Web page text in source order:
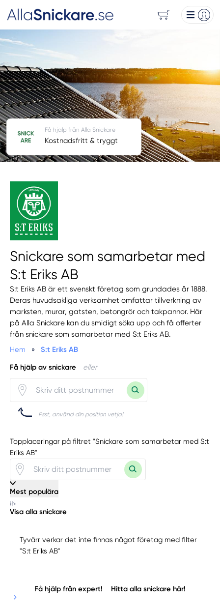
Snickare som samarbetar med
S:t Eriks AB
S:t Eriks AB är ett svenskt företag som grundades år 1888.
Deras huvudsakliga verksamhet omfattar tillverkning av
marksten, murar, gatsten, betongrör och takpannor. Här
på Alla Snickare kan du smidigt söka upp och få offerter
från snickare som samarbetar med S:t Eriks AB.
Hem
» S:t Eriks AB
Få hjälp av snickare eller
Psst, använd din position vetja!
Få hjälp från Alla Snickare
Kostnadsfritt & tryggt
Topplaceringar på filtret "Snickare som samarbetar med S:t
Eriks AB"
Mest populära
Visa alla snickare
Tyvärr verkar det inte finnas något företag med filter
"S:t Eriks AB"
Få hjälp från expert! Hitta alla snickare här!